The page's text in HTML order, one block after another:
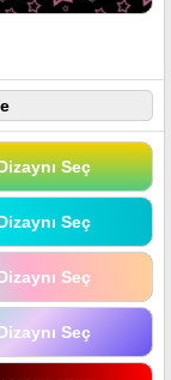
Seç
Seç
Seç
Seç